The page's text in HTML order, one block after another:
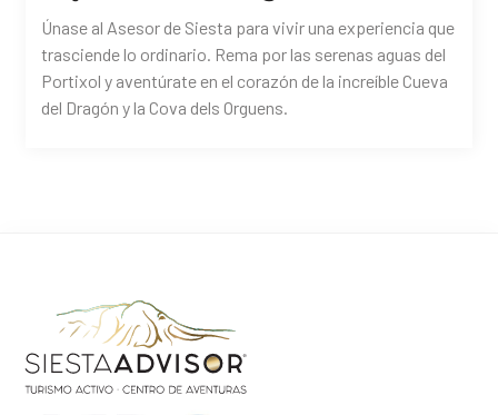
Únase al Asesor de Siesta para vivir una experiencia que
trasciende lo ordinario. Rema por las serenas aguas del
Portixol y aventúrate en el corazón de la increíble Cueva
del Dragón y la Cova dels Orguens.